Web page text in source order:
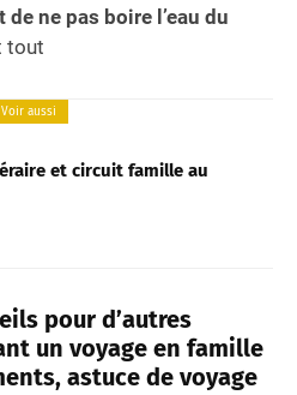
ne pas boire l’eau du
tout
Voir aussi
et circuit famille au
pour d’autres
un voyage en famille
astuce de voyage